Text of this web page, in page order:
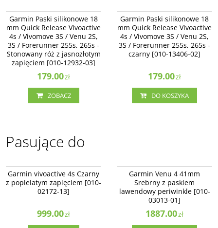
Garmin Paski silikonowe 18
mm Quick Release Vivoactive
4s / Vivomove 3S / Venu 2S,
3S / Forerunner 255s, 265s -
Stonowany róż z jasnozłotym
zapięciem [010-12932-03]
179.00zł
ZOBACZ
Garmin Paski silikonowe 18
mm Quick Release Vivoactive
4s / Vivomove 3S / Venu 2S,
3S / Forerunner 255s, 265s -
czarny [010-13406-02]
179.00zł
DO KOSZYKA
Pasujące do
Garmin vivoactive 4s Czarny
z popielatym zapięciem [010-
02172-13]
999.00zł
NOWOŚĆ BESTSELLER
Garmin Venu 4 41mm
Srebrny z paskiem
lawendowy periwinkle [010-
03013-01]
1887.00zł